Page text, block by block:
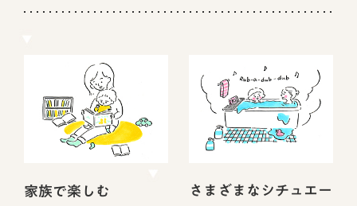
家族で楽しむ
さまざまなシチュエー